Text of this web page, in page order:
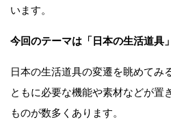
います。
今回のテーマは「日本の生活道具」
日本の生活道具の変遷を眺めてみ
ともに必要な機能や素材などが置
ものが数多くあります。